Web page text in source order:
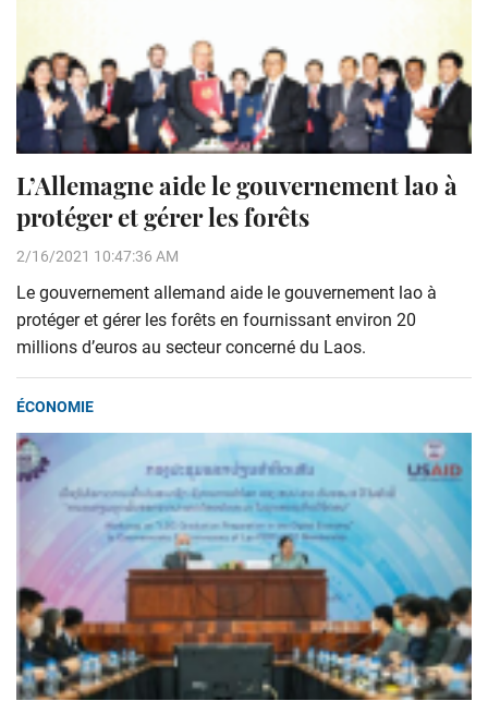
L’Allemagne aide le gouvernement lao à
protéger et gérer les forêts
2/16/2021 10:47:36 AM
Le gouvernement allemand aide le gouvernement lao à
protéger et gérer les forêts en fournissant environ 20
millions d’euros au secteur concerné du Laos.
ÉCONOMIE